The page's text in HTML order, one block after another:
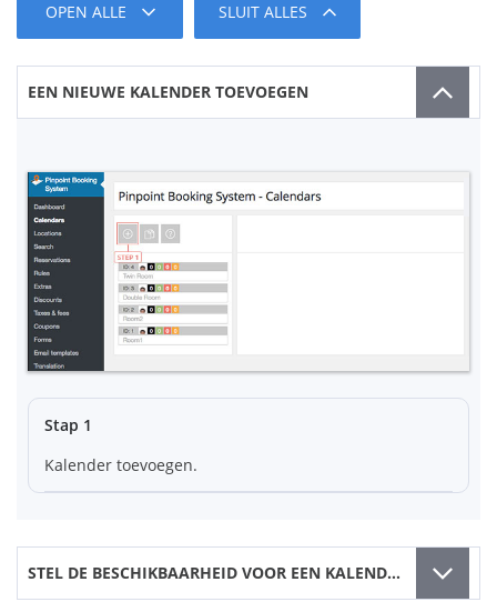
OPEN ALLE SLUIT ALLES
EEN NIEUWE KALENDER TOEVOEGEN
Stap 1
Kalender toevoegen.
STEL DE BESCHIKBAARHEID VOOR EEN KALENDER IN